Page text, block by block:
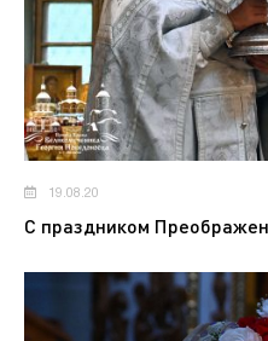
19.08.20
С праздником